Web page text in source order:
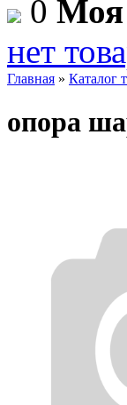
0 Моя
нет
Главная » Каталог
опора